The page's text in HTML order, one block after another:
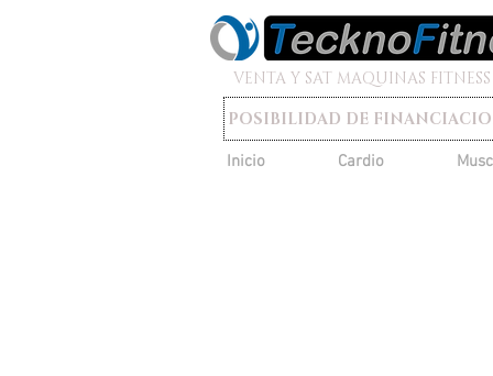
VENTA Y SAT MAQUINAS FITNESS
POSIBILIDAD DE
Inicio Cardio